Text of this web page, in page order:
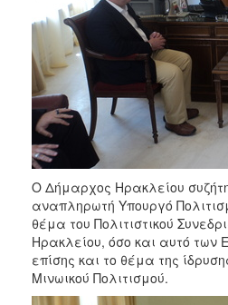
Ο Δήμαρχος Ηρακλείου
αναπληρωτή Υπουργό
θέμα του Πολιτιστικού
Ηρακλείου, όσο και αυτό των
επίσης και το θέμα της
Μινωικού Πολιτισμού.